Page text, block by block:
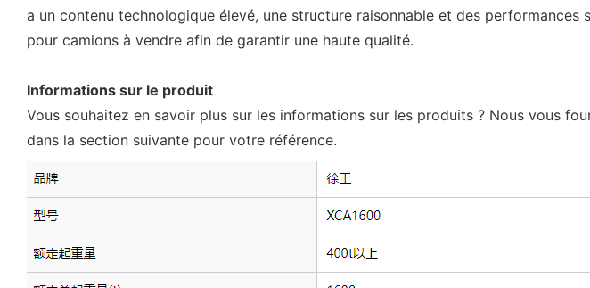
a un contenu technologique élevé, une structure raisonnable et des
pour camions à vendre afin de garantir une haute qualité.
Informations sur le produit
Vous souhaitez en savoir plus sur les informations sur les produits ? Nous vous
dans la section suivante pour votre référence.